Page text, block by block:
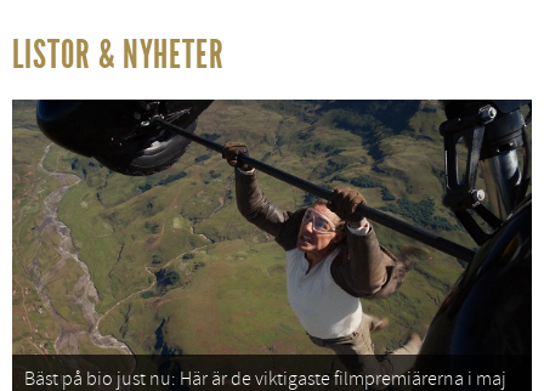
LISTOR & NYHETER
Bäst på bio just nu: Här är de viktigaste filmpremiärerna i maj